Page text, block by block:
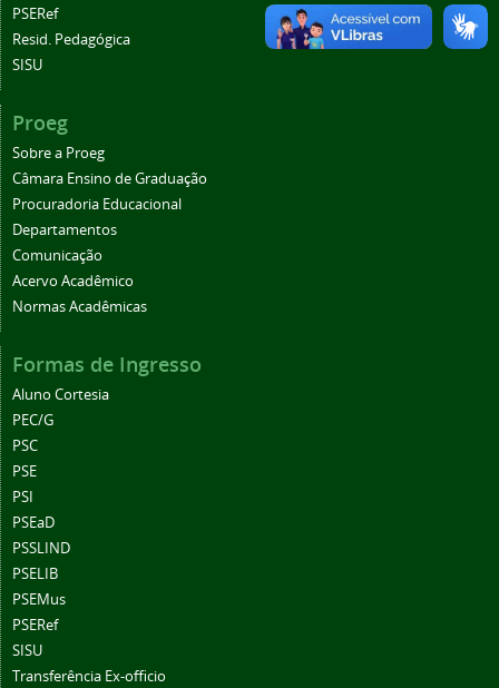
PSERef
Resid. Pedagógica
SISU
Proeg
Sobre a Proeg
Câmara Ensino de Graduação
Procuradoria Educacional
Departamentos
Comunicação
Acervo Acadêmico
Normas Acadêmicas
Formas de Ingresso
Aluno Cortesia
PEC/G
PSC
PSE
PSI
PSEaD
PSSLIND
PSELIB
PSEMus
PSERef
SISU
Transferência Ex-officio